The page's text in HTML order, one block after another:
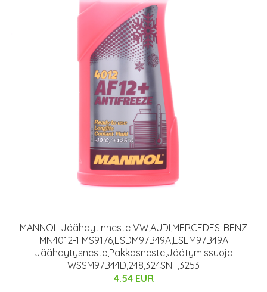
MANNOL Jäähdytinneste VW,AUDI,MERCEDES-BENZ
MN4012-1 MS9176,ESDM97B49A,ESEM97B49A
Jäähdytysneste,Pakkasneste,Jäätymissuoja
WSSM97B44D,248,324SNF,3253
4.54 EUR